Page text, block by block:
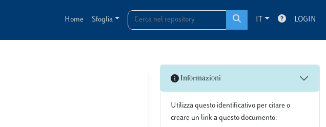
Home Sfoglia IT LOGIN
Informazioni
Utilizza questo identificativo per citare o
creare un link a questo documento: